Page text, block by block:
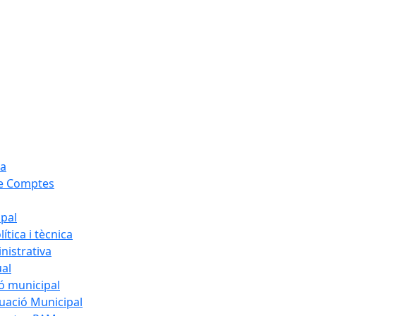
Comptes
i tècnica
municipal
Municipal